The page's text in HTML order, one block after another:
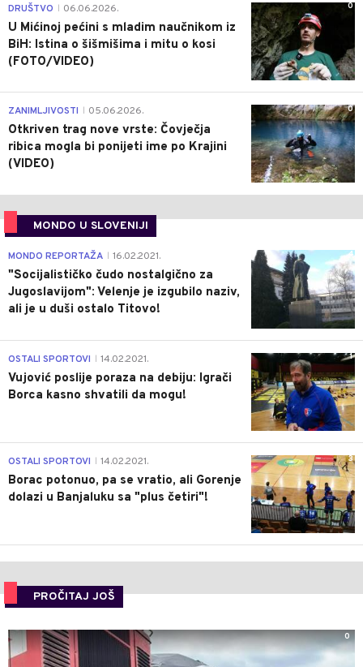
0
DRUŠTVO 06.06.2026.
U Mićinoj pećini s mladim naučnikom iz
BiH: Istina o šišmišima i mitu o kosi
(FOTO/VIDEO)
0
ZANIMLJIVOSTI 05.06.2026.
Otkriven trag nove vrste: Čovječja
ribica mogla bi ponijeti ime po Krajini
(VIDEO)
MONDO U SLOVENIJI
4
MONDO REPORTAŽA 16.02.2021.
"Socijalističko čudo nostalgično za
Jugoslavijom": Velenje je izgubilo naziv,
ali je u duši ostalo Titovo!
1
OSTALI SPORTOVI 14.02.2021.
Vujović poslije poraza na debiju: Igrači
Borca kasno shvatili da mogu!
3
OSTALI SPORTOVI 14.02.2021.
Borac potonuo, pa se vratio, ali Gorenje
dolazi u Banjaluku sa "plus četiri"!
PROČITAJ JOŠ
0